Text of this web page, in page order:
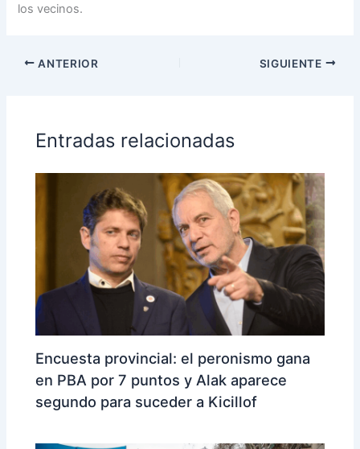
los vecinos.
ANTERIOR SIGUIENTE
Entradas relacionadas
Encuesta provincial: el peronismo gana
en PBA por 7 puntos y Alak aparece
segundo para suceder a Kicillof